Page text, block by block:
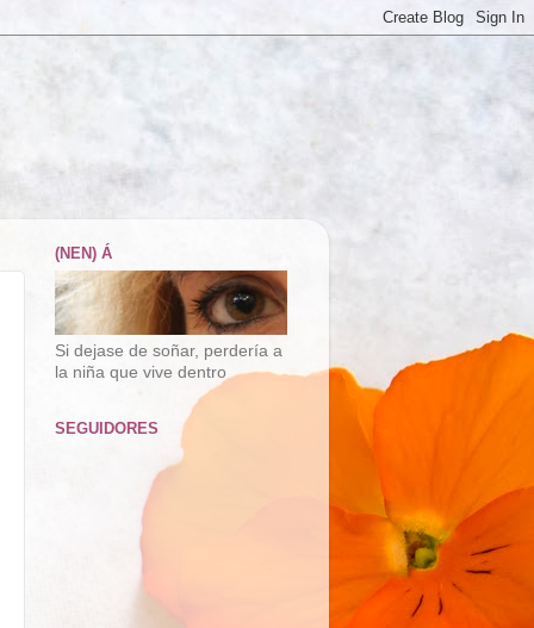
(NEN) Á
Si dejase de soñar, perdería a
la niña que vive dentro
SEGUIDORES